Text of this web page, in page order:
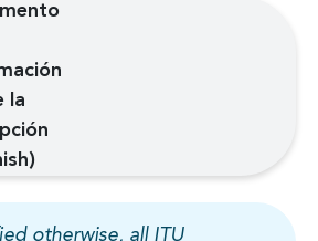
la
otherwise, all ITU